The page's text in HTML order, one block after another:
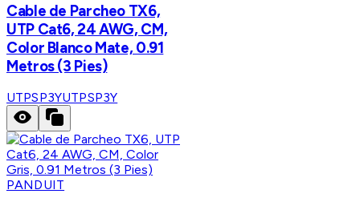
Cable de Parcheo TX6,
UTP Cat6, 24 AWG, CM,
Color Blanco Mate, 0.91
Metros (3 Pies)
UTPSP3YUTPSP3Y
PANDUIT